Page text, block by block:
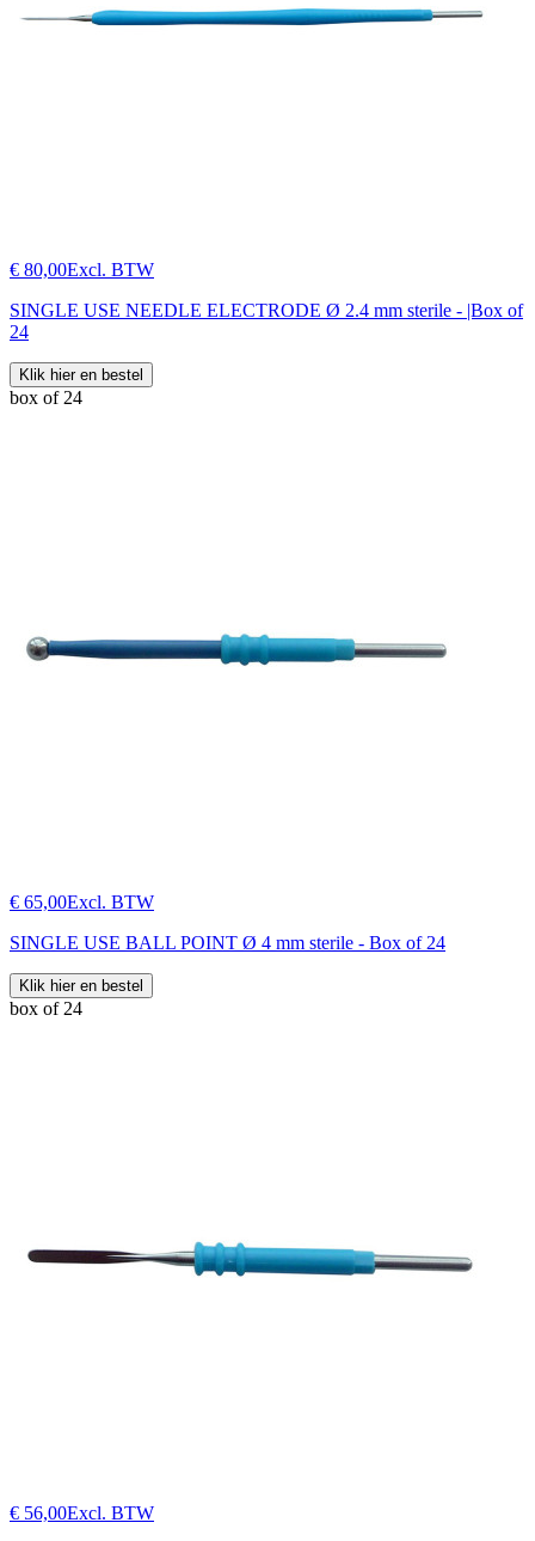
€ 80,00Excl. BTW
SINGLE USE NEEDLE ELECTRODE Ø 2.4 mm sterile - |Box of
24
Klik hier en bestel
box of 24
€ 65,00Excl. BTW
SINGLE USE BALL POINT Ø 4 mm sterile - Box of 24
Klik hier en bestel
box of 24
€ 56,00Excl. BTW